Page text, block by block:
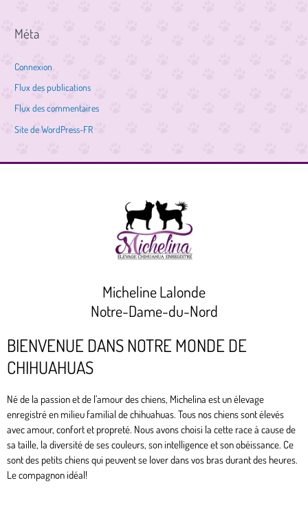
Méta
Connexion
Flux des publications
Flux des commentaires
Site de WordPress-FR
Micheline Lalonde
Notre-Dame-du-Nord
BIENVENUE DANS NOTRE MONDE DE
CHIHUAHUAS
Né de la passion et de l’amour des chiens, Michelina est un élevage
enregistré en milieu familial de chihuahuas. Tous nos chiens sont élevés
avec amour, confort et propreté. Nous avons choisi la cette race à cause de
sa taille, la diversité de ses couleurs, son intelligence et son obéissance. Ce
sont des petits chiens qui peuvent se lover dans vos bras durant des heures.
Le compagnon idéal!